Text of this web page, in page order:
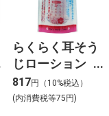
らくらく耳そう
じローション
45ml
817円（10%税込）
(内消費税等75円)